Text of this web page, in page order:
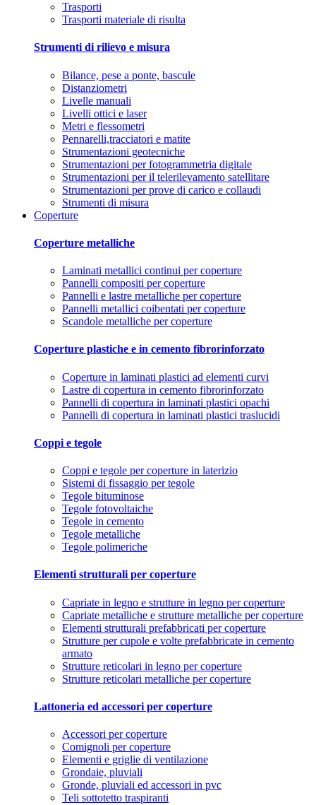
Trasporti
Trasporti materiale di risulta
Strumenti di rilievo e misura
Bilance, pese a ponte, bascule
Distanziometri
Livelle manuali
Livelli ottici e laser
Metri e flessometri
Pennarelli,tracciatori e matite
Strumentazioni geotecniche
Strumentazioni per fotogrammetria digitale
Strumentazioni per il telerilevamento satellitare
Strumentazioni per prove di carico e collaudi
Strumenti di misura
Coperture
Coperture metalliche
Laminati metallici continui per coperture
Pannelli compositi per coperture
Pannelli e lastre metalliche per coperture
Pannelli metallici coibentati per coperture
Scandole metalliche per coperture
Coperture plastiche e in cemento fibrorinforzato
Coperture in laminati plastici ad elementi curvi
Lastre di copertura in cemento fibrorinforzato
Pannelli di copertura in laminati plastici opachi
Pannelli di copertura in laminati plastici traslucidi
Coppi e tegole
Coppi e tegole per coperture in laterizio
Sistemi di fissaggio per tegole
Tegole bituminose
Tegole fotovoltaiche
Tegole in cemento
Tegole metalliche
Tegole polimeriche
Elementi strutturali per coperture
Capriate in legno e strutture in legno per coperture
Capriate metalliche e strutture metalliche per coperture
Elementi strutturali prefabbricati per coperture
Strutture per cupole e volte prefabbricate in cemento
armato
Strutture reticolari in legno per coperture
Strutture reticolari metalliche per coperture
Lattoneria ed accessori per coperture
Accessori per coperture
Comignoli per coperture
Elementi e griglie di ventilazione
Grondaie, pluviali
Gronde, pluviali ed accessori in pvc
Teli sottotetto traspiranti